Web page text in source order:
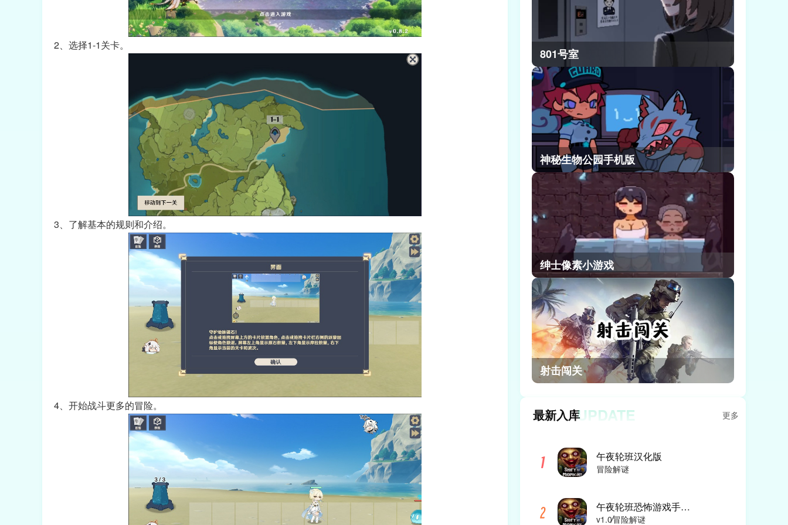
2、选择1-1关卡。
3、了解基本的规则和介绍。
4、开始战斗更多的冒险。
801号室
神秘生物公园手机版
绅士像素小游戏
射击闯关
最新入库UPDATE 更多
午夜轮班汉化版
冒险解谜
午夜轮班恐怖游戏手机版
v1.0冒险解谜